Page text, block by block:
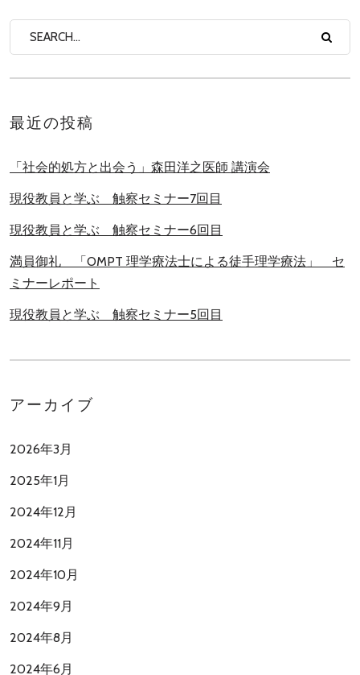
最近の投稿
「社会的処方と出会う」森田洋之医師 講演会
現役教員と学ぶ 触察セミナー7回目
現役教員と学ぶ 触察セミナー6回目
満員御礼 「OMPT 理学療法士による徒手理学療法」 セ
ミナーレポート
現役教員と学ぶ 触察セミナー5回目
アーカイブ
2026年3月
2025年1月
2024年12月
2024年11月
2024年10月
2024年9月
2024年8月
2024年6月